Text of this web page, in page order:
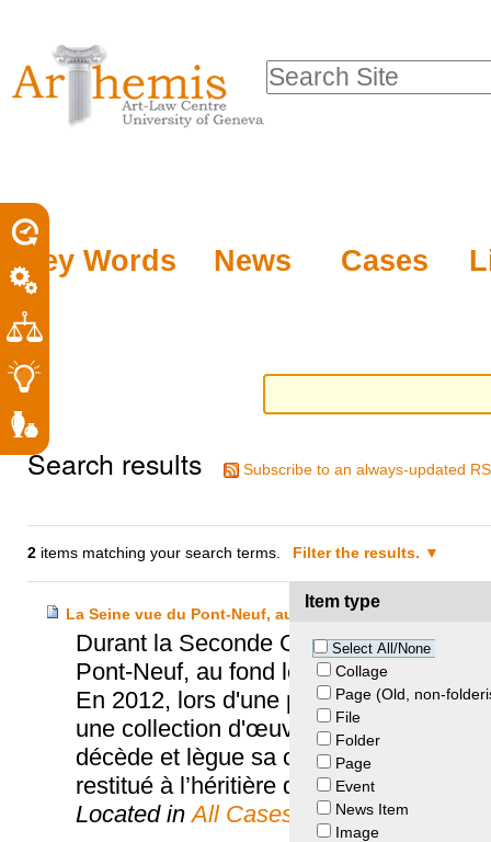
tools
content.
to
navigation
Key Words News Cases
Search Site
Search results Subscribe to an always-updated
2 items matching your search terms. Filter the results.
Item type
Select All/None
Collage
Page (Old, non-
File
Folder
Page
Event
News Item
Image
La Seine vue du Pont-Neuf, au fond le Louvre
Durant la Seconde Guerre mondiale,
Pont-Neuf, au fond le Louvre"
En 2012, lors d'une perquisition chez
une collection d'œuvres dont le
décède et lègue sa collection au
restitué à l’héritière de Max Heilbronn.
Located inAll Cases